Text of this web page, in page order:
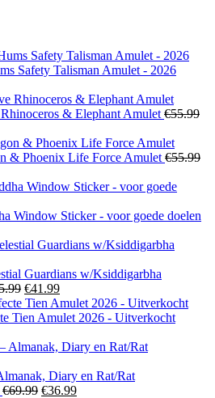
Safety Talisman Amulet - 2026
& Elephant Amulet €55.99
& Phoenix Life Force Amulet €55.99
Window Sticker - voor goede doelen
Guardians w/Ksiddigarbha
Oorspronkelijke
prijs
was:
€41.99Huidige
prijs
is:
Tien Amulet 2026 - Uitverkocht
Diary en Rat/Rat
€69.99 Oorspronkelijke
€36.99Huidige